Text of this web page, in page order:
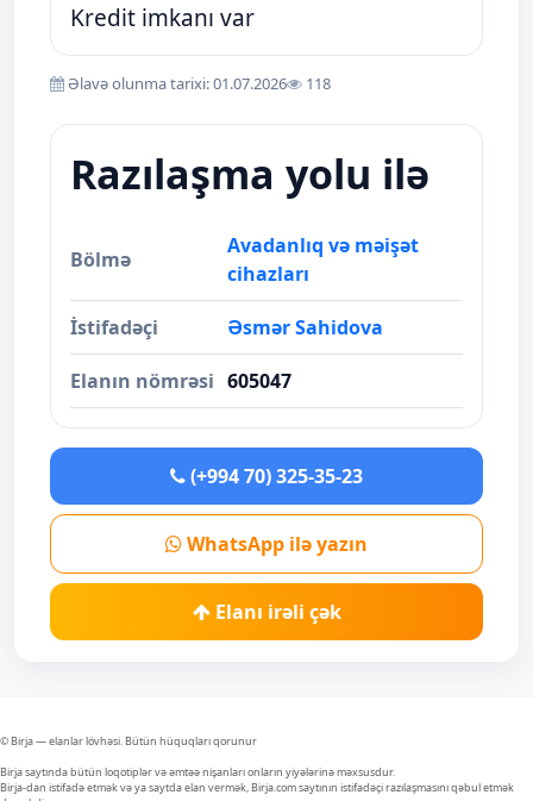
Kredit imkanı var
Əlavə olunma tarixi: 01.07.2026 118
Razılaşma yolu ilə
Bölmə
Avadanlıq və məişət
cihazları
İstifadəçi Əsmər Sahidova
Elanın nömrəsi 605047
(+994 70) 325-35-23
WhatsApp ilə yazın
Elanı irəli çək
© Birja — elanlar lövhəsi. Bütün hüquqları qorunur
Birja saytında bütün loqotiplər və əmtəə nişanları onların yiyələrinə məxsusdur.
Birja-dan istifadə etmək və ya saytda elan vermək, Birja.com saytının istifadəçi razılaşmasını qəbul etmək